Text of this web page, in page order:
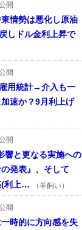
開
情勢は悪化し原油
しドル金利上昇で
開
用統計→介入も一
速か？9月利上げ
開
響と更なる実施への
発表』、そして
(利上…
（羊飼い）
開
時的に方向感を失